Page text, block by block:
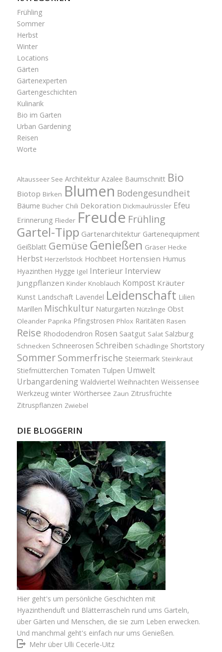
Frühling
Sommer
Herbst
Winter
Locations
Gärten
Gärtenexperten
Gartengeschichten
Kulinarik
Bio im Garten
Urban Gardening
Reisen
Worte
Altausseer See Architektur Azalee Baumschnitt Bio
Biotop Birken Blumen Bodengesundheit
Bäume Bücher Chili Dekoration Dickmaulrüssler Efeu
Erinnerung Flieder Freude Frühling
Gartel-Tipp Gartenarchitektur Gartenequipment
Geißblatt Gemüse Genießen Gräser Hecke
Herbst Herzerlstock Hochbeet Hortensien Humus
Hyazinthen Hygge Igel Interieur Interview
Jungpflanzen Kinder Knoblauch Kompost Kräuter
Kunst Landschaft Lavendel Leidenschaft Lilien
Marillen Mischkultur Naturgarten Nützlinge Obst
Oleander Paprika Pfingstrosen Phlox Raritäten Rasen
Reise Rhododendron Rosen Saatgut Salat Salzburg
Schnecken Schneerosen Schreiben Schädlinge Shortstory
Sommer Sommerfrische Steiermark Steinkraut
Stiefmütterchen Tomaten Tulpen Umwelt
Urbangardening Waldviertel Weihnachten Weissensee
Werkzeug winter Wörthersee Zaun Zitrusfrüchte
Zitruspflanzen Zwiebel
DIE BLOGGERIN
Hier geht's um persönliche Geschichten mit
Hyazinthenduft und Blätterrascheln rund ums Garteln,
über Gärten und Menschen, die sie zum Leben erwecken.
Und manchmal geht's einfach nur ums Genießen.
Mehr über Ulli Cecerle-Uitz